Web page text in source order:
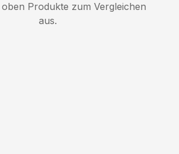
Produkte zum Vergleichen
aus.